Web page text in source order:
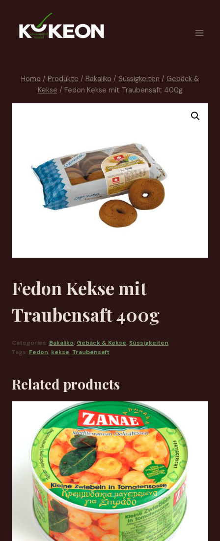
Home / Produkte / Bakaliko / Süssigkeiten / Gebäck &
Kekse / Fedon Kekse mit Traubensaft 400g
Fedon Kekse mit
Traubensaft 400g
Categories: Bakaliko, Gebäck & Kekse, Süssigkeiten
Tags: Fedon, kekse, Traubensaft
Related products